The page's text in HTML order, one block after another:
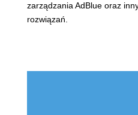
zarządzania AdBlue oraz
rozwiązań.